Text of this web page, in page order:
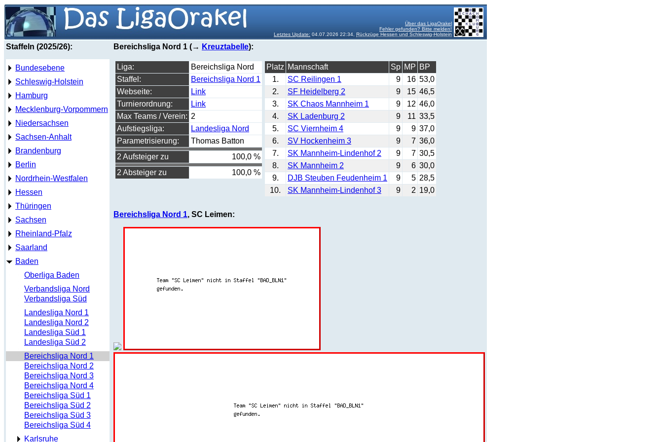
Über das LigaOrakel
Fehler gefunden? Bitte melden!
Letztes Update: 04.07.2026 22:34, Rückzüge Hessen und Schleswig-Holstein
Staffeln (2025/26):
Bundesebene
Schleswig-Holstein
Hamburg
Mecklenburg-Vorpommern
Niedersachsen
Sachsen-Anhalt
Brandenburg
Berlin
Nordrhein-Westfalen
Hessen
Thüringen
Sachsen
Rheinland-Pfalz
Saarland
Baden
Oberliga Baden
Verbandsliga Nord
Verbandsliga Süd
Landesliga Nord 1
Landesliga Nord 2
Landesliga Süd 1
Landesliga Süd 2
Bereichsliga Nord 1
Bereichsliga Nord 2
Bereichsliga Nord 3
Bereichsliga Nord 4
Bereichsliga Süd 1
Bereichsliga Süd 2
Bereichsliga Süd 3
Bereichsliga Süd 4
Karlsruhe
Bereichsliga Nord 1 (→ Kreuztabelle):
Liga:
Bereichsliga Nord
Staffel:
Bereichsliga Nord 1
Webseite:
Link
Turnierordnung:
Link
Max Teams / Verein: 2
Aufstiegsliga:
Landesliga Nord
Parametrisierung:
Thomas Batton
2 Aufsteiger zu
100,0 %
2 Absteiger zu
100,0 %
Platz Mannschaft Sp MP BP
1.
SC Reilingen 1 9 16 53,0
2.
SF Heidelberg 2 9 15 46,5
3.
SK Chaos Mannheim 1 9 12 46,0
4.
SK Ladenburg 2 9 11 33,5
5.
SC Viernheim 4 9 9 37,0
6.
SV Hockenheim 3 9 7 36,0
7.
SK Mannheim-Lindenhof 2 9 7 30,5
8.
SK Mannheim 2 9 6 30,0
9.
DJB Steuben Feudenheim 1 9 5 28,5
10.
SK Mannheim-Lindenhof 3 9 2 19,0
Bereichsliga Nord 1, SC Leimen: